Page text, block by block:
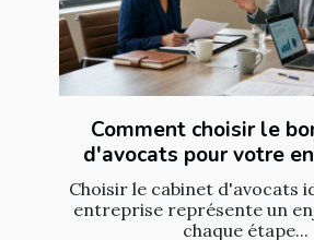
Comment choisir le
d'avocats pour votre
Choisir le cabinet d'avocats
entreprise représente un
chaque étape...